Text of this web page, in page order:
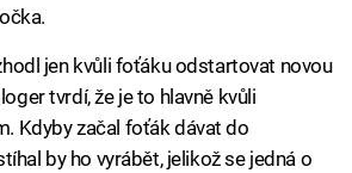
jen kvůli foťáku odstartovat novou
tvrdí, že je to hlavně kvůli
Kdyby začal foťák dávat do
by ho vyrábět, jelikož se jedná o